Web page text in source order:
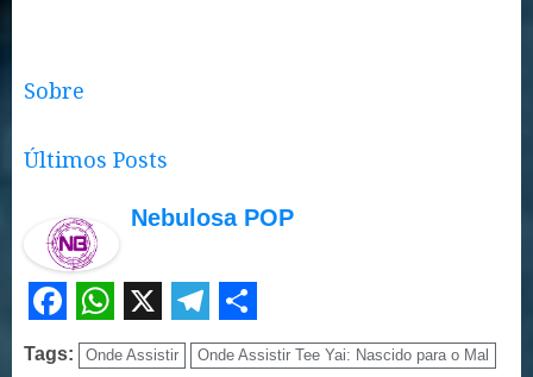
Sobre
Últimos Posts
Nebulosa POP
Facebook
WhatsApp
X Telegram
Share
Tags: Onde Assistir Onde Assistir Tee Yai: Nascido para o Mal